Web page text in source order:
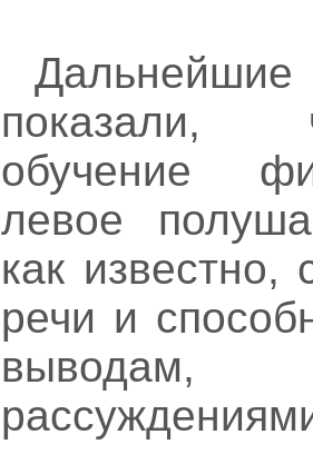
показали,
обучение
левое
как известно,
речи и
выводам,